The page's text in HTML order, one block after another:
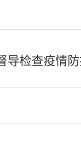
导检查疫情